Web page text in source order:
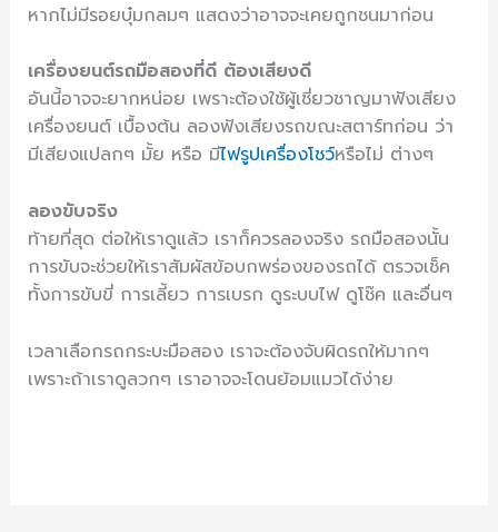
หากไม่มีรอยบุ๋มกลมๆ แสดงว่าอาจจะเคยถูกชนมาก่อน
เครื่องยนต์รถมือสองที่ดี ต้องเสียงดี
อันนี้อาจจะยากหน่อย เพราะต้องใช้ผู้เชี่ยวชาญมาฟังเสียง
เครื่องยนต์ เบื้องต้น ลองฟังเสียงรถขณะสตาร์ทก่อน ว่า
มีเสียงแปลกๆ มั้ย หรือ มีไฟรูปเครื่องโชว์หรือไม่ ต่างๆ
ลองขับจริง
ท้ายที่สุด ต่อให้เราดูแล้ว เราก็ควรลองจริง รถมือสองนั้น
การขับจะช่วยให้เราสัมผัสข้อบกพร่องของรถได้ ตรวจเช็ค
ทั้งการขับขี่ การเลี้ยว การเบรก ดูระบบไฟ ดูโช๊ค และอื่นๆ
เวลาเลือกรถกระบะมือสอง เราจะต้องจับผิดรถให้มากๆ
เพราะถ้าเราดูลวกๆ เราอาจจะโดนย้อมแมวได้ง่าย